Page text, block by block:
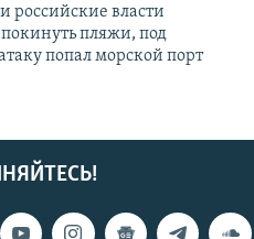
российские власти
пляжи, под
попал морской порт